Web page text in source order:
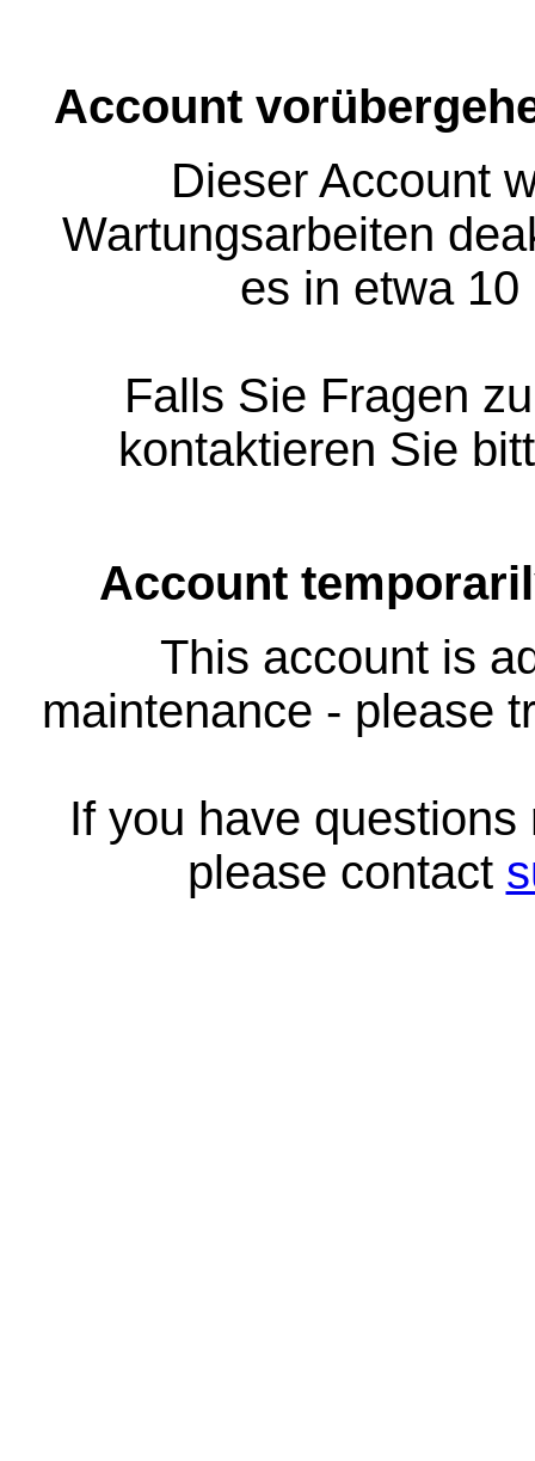
Account
Dieser Account
Wartungsarbeiten
es in etwa
Falls Sie Fragen
kontaktieren Sie
Account
This account is
maintenance - please
If you have
please contact